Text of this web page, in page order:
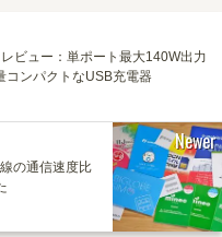
ビュー：単ポート最大140W出力
コンパクトなUSB充電器
の通信速度比
Newer